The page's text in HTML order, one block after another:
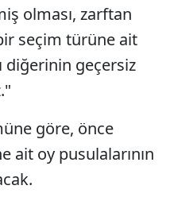
olması, zarftan
seçim türüne ait
diğerinin geçersiz
göre, önce
ait oy pusulalarının